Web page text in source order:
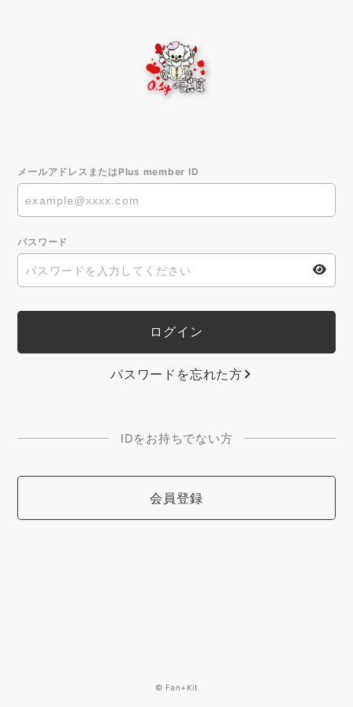
メールアドレスまたはPlus member ID
パスワード
パスワードを忘れた方
IDをお持ちでない方
会員登録
© Fan+Kit